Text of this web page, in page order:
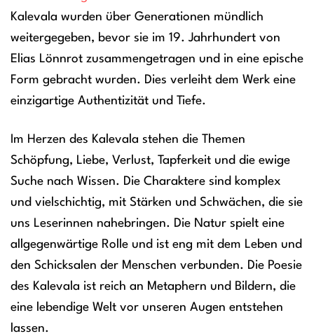
Kalevala wurden über Generationen mündlich
weitergegeben, bevor sie im 19. Jahrhundert von
Elias Lönnrot zusammengetragen und in eine epische
Form gebracht wurden. Dies verleiht dem Werk eine
einzigartige Authentizität und Tiefe.
Im Herzen des Kalevala stehen die Themen
Schöpfung, Liebe, Verlust, Tapferkeit und die ewige
Suche nach Wissen. Die Charaktere sind komplex
und vielschichtig, mit Stärken und Schwächen, die sie
uns Leserinnen nahebringen. Die Natur spielt eine
allgegenwärtige Rolle und ist eng mit dem Leben und
den Schicksalen der Menschen verbunden. Die Poesie
des Kalevala ist reich an Metaphern und Bildern, die
eine lebendige Welt vor unseren Augen entstehen
lassen.